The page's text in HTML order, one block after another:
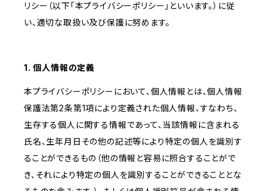
リシー（以下「本プライバシーポリシー」といいます。）に従
い、適切な取扱い及び保護に努めます。
1. 個人情報の定義
本プライバシーポリシーにおいて、個人情報とは、個人情報
保護法第2条第1項により定義された個人情報、すなわち、
生存する個人に関する情報であって、当該情報に含まれる
氏名、生年月日その他の記述等により特定の個人を識別す
ることができるもの（他の情報と容易に照合することがで
き、それにより特定の個人を識別することができることとな